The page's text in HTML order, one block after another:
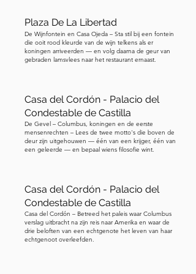
recent, maar ze geven de kathedraal
een gevoel van krachtige verticaliteit.
Dit bronzen ruiterstandbeeld hier is
gewijd aan Koning Lodewijk. Je zult
symbolisch object dat koninklijke
macht en soevereiniteit
vertegenwoordigt, terwijl hij naar de
kathedraal kijkt alsof hij haar
bewondert. Hij was een beschermheer
Neogotiek Europa in zijn greep hield,
steunde en financierde hij sterk de
voltooiing van de torens van de
kathedraal volgens de oorspronkelijke
Plaza De La Libertad
De Wijnfontein en Casa Ojeda – Sta stil bij een fontein
die ooit rood kleurde van de wijn telkens als er
koningen arriveerden — en volg daarna de geur van
gebraden lamsvlees naar het restaurant ernaast.
Casa del Cordón - Palacio del
Condestable de Castilla
De Gevel – Columbus, koningen en de eerste
mensenrechten – Lees de twee motto's die boven de
deur zijn uitgehouwen — één van een krijger, één van
een geleerde — en bepaal wiens filosofie wint.
Casa del Cordón - Palacio del
Condestable de Castilla
Casa del Cordón – Betreed het paleis waar Columbus
verslag uitbracht na zijn reis naar Amerika en waar de
drie beloften van een echtgenote het leven van haar
echtgenoot overleefden.